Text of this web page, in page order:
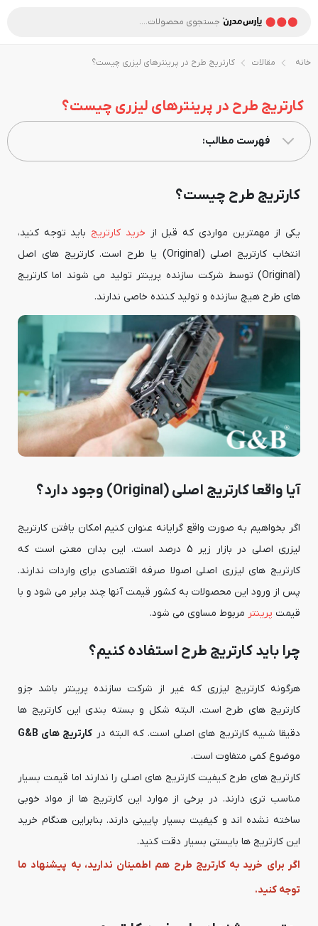
خانه مقالات کارتریج طرح در پرینترهای لیزری چیست؟
کارتریج طرح در پرینترهای لیزری چیست؟
فهرست مطالب:
کارتریج طرح چیست؟
یکی از مهمترین مواردی که قبل از خرید کارتریج باید توجه کنید،
انتخاب کارتریج اصلی (Original) یا طرح است. کارتریج های اصل
(Original) توسط شرکت سازنده پرینتر تولید می شوند اما کارتریج
های طرح هیچ سازنده و تولید کننده خاصی ندارند.
آیا واقعا کارتریج اصلی (Original) وجود دارد؟
اگر بخواهیم به صورت واقع گرایانه عنوان کنیم امکان یافتن کارتریج
لیزری اصلی در بازار زیر 5 درصد است. این بدان معنی است که
کارتریج های لیزری اصلی اصولا صرفه اقتصادی برای واردات ندارند.
پس از ورود این محصولات به کشور قیمت آنها چند برابر می شود و با
قیمت پرینتر مربوط مساوی می شود.
چرا باید کارتریج طرح استفاده کنیم؟
هرگونه کارتریج لیزری که غیر از شرکت سازنده پرینتر باشد جزو
کارتریج های طرح است. البته شکل و بسته بندی این کارتریج ها
دقیقا شبیه کارتریج های اصلی است. که البته در کارتریج های G&B
موضوع کمی متفاوت است.
کارتریج های طرح کیفیت کارتریج های اصلی را ندارند اما قیمت بسیار
مناسب تری دارند. در برخی از موارد این کارتریج ها از مواد خوبی
ساخته نشده اند و کیفیت بسیار پایینی دارند. بنابراین هنگام خرید
این کارتریج ها بایستی بسیار دقت کنید.
اگر برای خرید به کارتریج طرح هم اطمینان ندارید، به پیشنهاد ما
توجه کنید.